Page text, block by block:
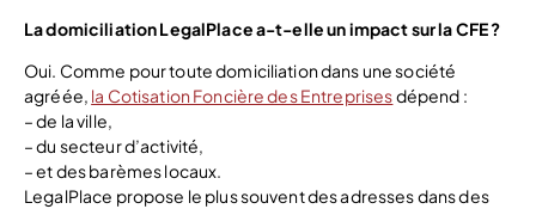
La domiciliation LegalPlace a-t-elle un impact sur la CFE ?
Oui. Comme pour toute domiciliation dans une société
agréée, la Cotisation Foncière des Entreprisesdépend :
– de la ville,
– du secteur d’activité,
– et des barèmes locaux.
LegalPlace propose le plus souvent des adresses dans des